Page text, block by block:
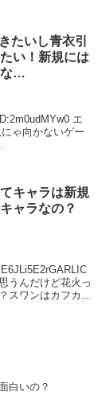
たいし青衣引
い！新規には
な…
エ
ゃ向かないゲー
キャラは新規
ャラなの？
うんだけど花火っ
スワンはカフカい
白いの？